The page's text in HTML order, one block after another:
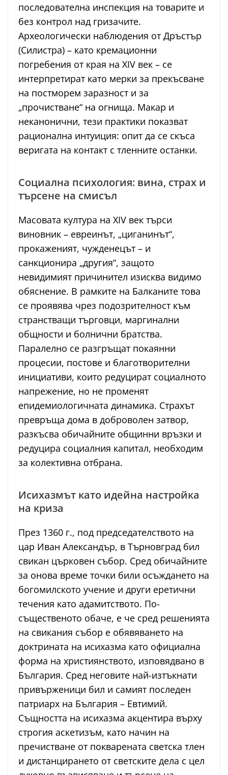
последователна инспекция на товарите и
без контрол над гризачите.
Археологически наблюдения от Дръстър
(Силистра) – като кремационни
погребения от края на XIV век – се
интерпретират като мерки за прекъсване
на постморем заразност и за
„прочистване“ на огнища. Макар и
неканонични, тези практики показват
рационална интуиция: опит да се скъса
веригата на контакт с тленните останки.
Социална психология: вина, страх и
търсене на смисъл
Масовата култура на XIV век търси
виновник – евреинът, „циганинът“,
прокаженият, чужденецът – и
санкционира „другия“, защото
невидимият причинител изисква видимо
обяснение. В рамките на Балканите това
се проявява чрез подозрителност към
странстващи търговци, маргинални
общности и болнични братства.
Паралелно се разгръщат покаянни
процесии, постове и благотворителни
инициативи, които редуцират социалното
напрежение, но не променят
епидемиологичната динамика. Страхът
превръща дома в доброволен затвор,
разкъсва обичайните общинни връзки и
редуцира социалния капитал, необходим
за колективна отбрана.
Исихазмът като идейна настройка
на криза
През 1360 г., под председателството на
цар Иван Александър, в Търновград бил
свикан църковен събор. Сред обичайните
за онова време точки били осъждането на
богомилското учение и други еретични
течения като адамитството. По-
същественото обаче, е че сред решенията
на свикания събор е обявяването на
доктрината на исихазма като официална
форма на християнството, изповядвано в
България. Сред неговите най-изтъкнати
привърженици бил и самият последен
патриарх на България – Евтимий.
Същността на исихазма акцентира върху
строгия аскетизъм, като начин на
пречистване от покварената светска тлен
и дистанцирането от светските дела с цел